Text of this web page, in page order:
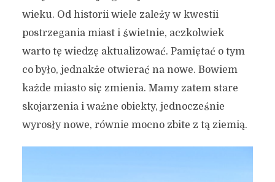
wieku. Od historii wiele zależy w kwestii
postrzegania miast i świetnie, aczkolwiek
warto tę wiedzę aktualizować. Pamiętać o tym
co było, jednakże otwierać na nowe. Bowiem
każde miasto się zmienia. Mamy zatem stare
skojarzenia i ważne obiekty, jednocześnie
wyrosły nowe, równie mocno zbite z tą ziemią.